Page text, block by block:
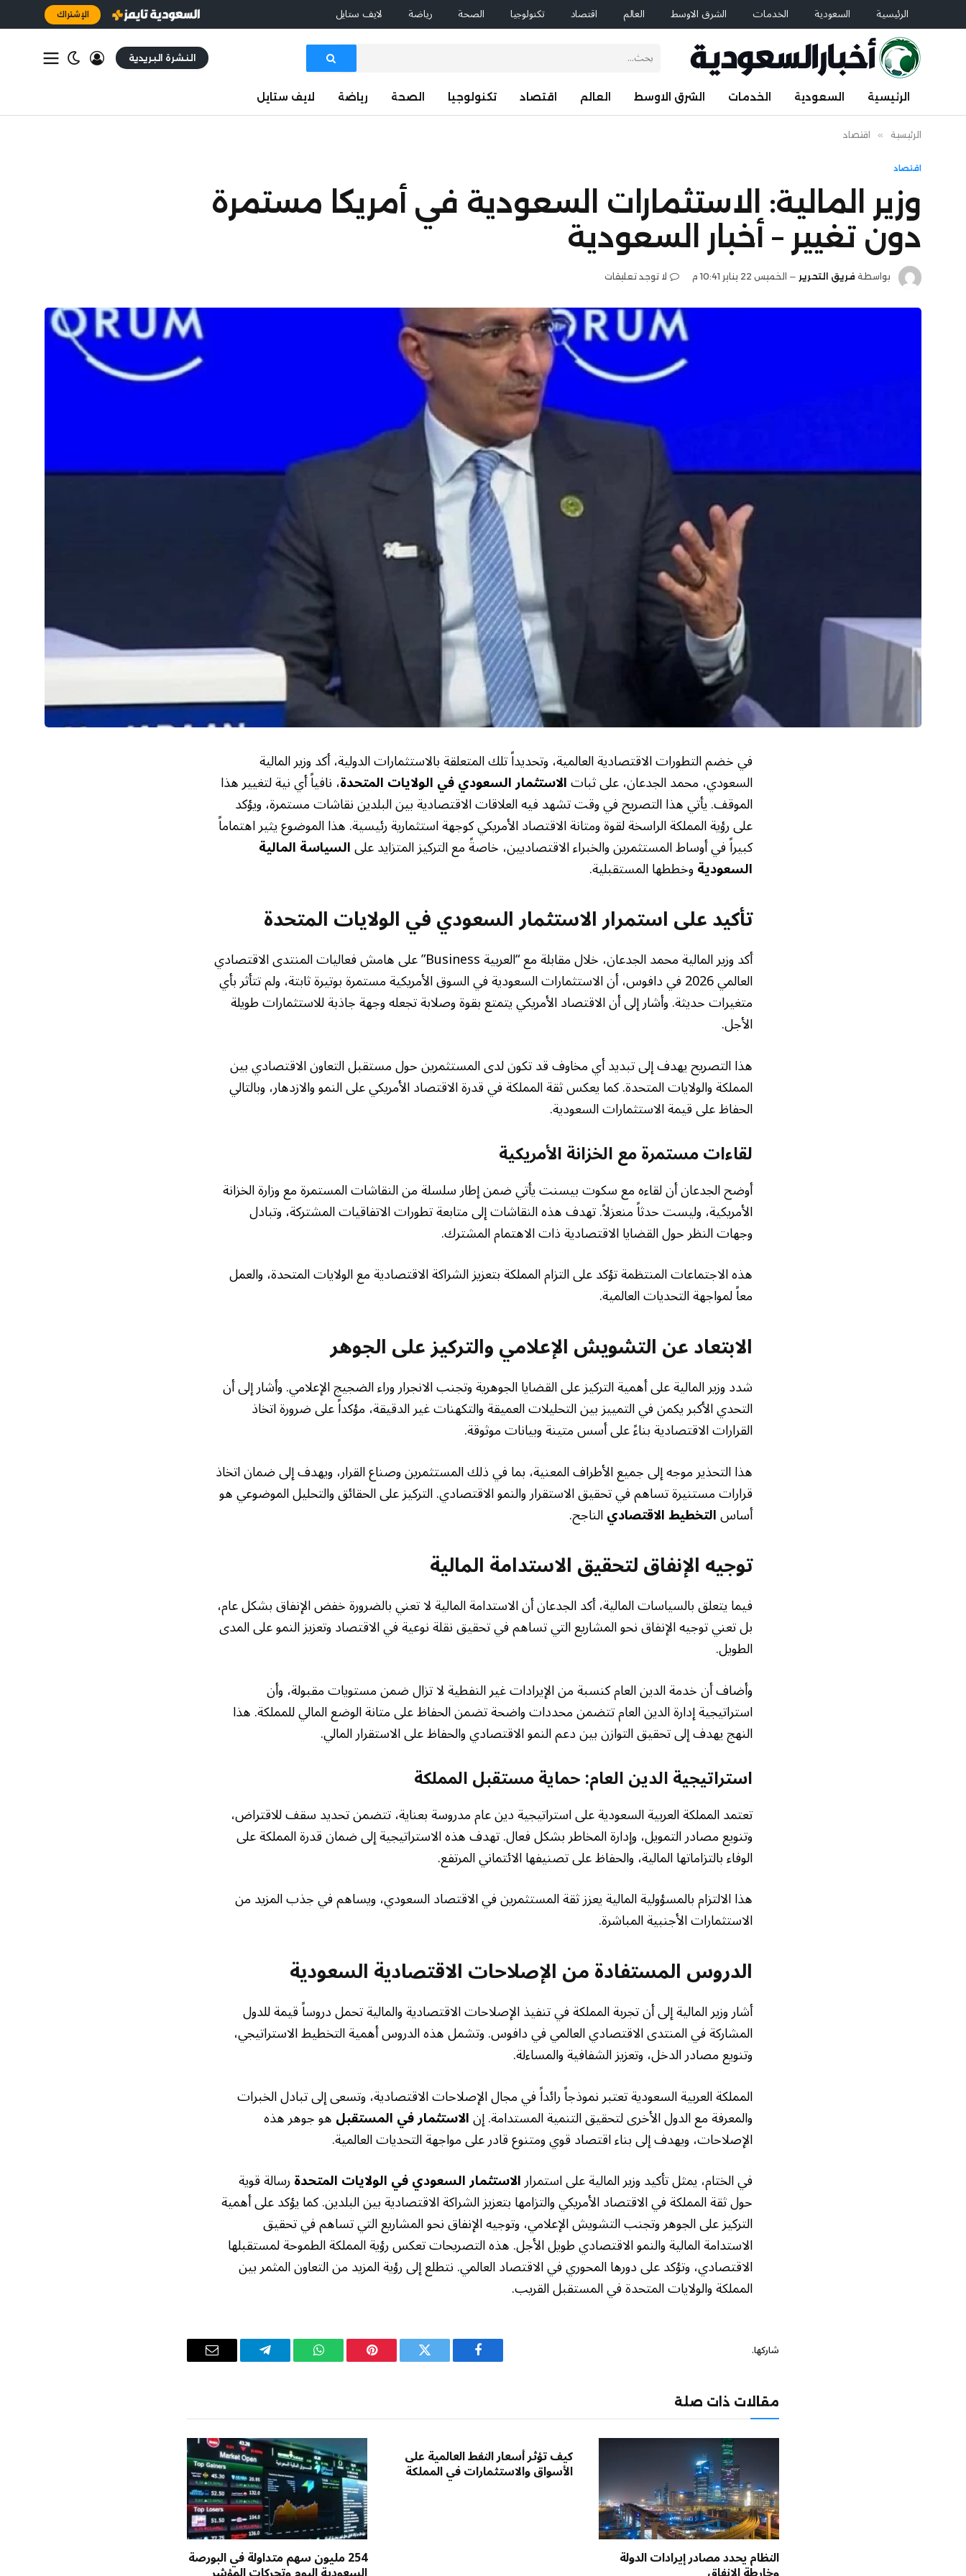
الرئيسية السعودية الخدمات الشرق الاوسط العالم اقتصاد تكنولوجيا الصحة رياضة لايف ستايل الإشتراك
النشرة البريدية
الرئيسية السعودية الخدمات الشرق الاوسط العالم اقتصاد تكنولوجيا الصحة رياضة لايف ستايل
الرئيسية » اقتصاد
اقتصاد
وزير المالية: الاستثمارات السعودية في أمريكا مستمرة
دون تغيير – أخبار السعودية
بواسطة فريق التحرير الخميس 22 يناير 10:41 م لا توجد تعليقات
في خضم التطورات الاقتصادية العالمية، وتحديداً تلك المتعلقة بالاستثمارات الدولية، أكد وزير المالية
السعودي، محمد الجدعان، على ثباتالاستثمار السعودي في الولايات المتحدة، نافياً أي نية لتغيير هذا
الموقف. يأتي هذا التصريح في وقت تشهد فيه العلاقات الاقتصادية بين البلدين نقاشات مستمرة، ويؤكد
على رؤية المملكة الراسخة لقوة ومتانة الاقتصاد الأمريكي كوجهة استثمارية رئيسية. هذا الموضوع يثير اهتماماً
كبيراً في أوساط المستثمرين والخبراء الاقتصاديين، خاصةً مع التركيز المتزايد علىالسياسة المالية
السعوديةوخططها المستقبلية.
تأكيد على استمرار الاستثمار السعودي في الولايات المتحدة
أكد وزير المالية محمد الجدعان، خلال مقابلة مع “العربية Business” على هامش فعاليات المنتدى الاقتصادي
العالمي 2026 في دافوس، أن الاستثمارات السعودية في السوق الأمريكية مستمرة بوتيرة ثابتة، ولم تتأثر بأي
متغيرات حديثة. وأشار إلى أن الاقتصاد الأمريكي يتمتع بقوة وصلابة تجعله وجهة جاذبة للاستثمارات طويلة
الأجل.
هذا التصريح يهدف إلى تبديد أي مخاوف قد تكون لدى المستثمرين حول مستقبل التعاون الاقتصادي بين
المملكة والولايات المتحدة. كما يعكس ثقة المملكة في قدرة الاقتصاد الأمريكي على النمو والازدهار، وبالتالي
الحفاظ على قيمة الاستثمارات السعودية.
لقاءات مستمرة مع الخزانة الأمريكية
أوضح الجدعان أن لقاءه مع سكوت بيسنت يأتي ضمن إطار سلسلة من النقاشات المستمرة مع وزارة الخزانة
الأمريكية، وليست حدثاً منعزلاً. تهدف هذه النقاشات إلى متابعة تطورات الاتفاقيات المشتركة، وتبادل
وجهات النظر حول القضايا الاقتصادية ذات الاهتمام المشترك.
هذه الاجتماعات المنتظمة تؤكد على التزام المملكة بتعزيز الشراكة الاقتصادية مع الولايات المتحدة، والعمل
معاً لمواجهة التحديات العالمية.
الابتعاد عن التشويش الإعلامي والتركيز على الجوهر
شدد وزير المالية على أهمية التركيز على القضايا الجوهرية وتجنب الانجرار وراء الضجيج الإعلامي. وأشار إلى أن
التحدي الأكبر يكمن في التمييز بين التحليلات العميقة والتكهنات غير الدقيقة، مؤكداً على ضرورة اتخاذ
القرارات الاقتصادية بناءً على أسس متينة وبيانات موثوقة.
هذا التحذير موجه إلى جميع الأطراف المعنية، بما في ذلك المستثمرين وصناع القرار، ويهدف إلى ضمان اتخاذ
قرارات مستنيرة تساهم في تحقيق الاستقرار والنمو الاقتصادي. التركيز على الحقائق والتحليل الموضوعي هو
أساسالتخطيط الاقتصاديالناجح.
توجيه الإنفاق لتحقيق الاستدامة المالية
فيما يتعلق بالسياسات المالية، أكد الجدعان أن الاستدامة المالية لا تعني بالضرورة خفض الإنفاق بشكل عام،
بل تعني توجيه الإنفاق نحو المشاريع التي تساهم في تحقيق نقلة نوعية في الاقتصاد وتعزيز النمو على المدى
الطويل.
وأضاف أن خدمة الدين العام كنسبة من الإيرادات غير النفطية لا تزال ضمن مستويات مقبولة، وأن
استراتيجية إدارة الدين العام تتضمن محددات واضحة تضمن الحفاظ على متانة الوضع المالي للمملكة. هذا
النهج يهدف إلى تحقيق التوازن بين دعم النمو الاقتصادي والحفاظ على الاستقرار المالي.
استراتيجية الدين العام: حماية مستقبل المملكة
تعتمد المملكة العربية السعودية على استراتيجية دين عام مدروسة بعناية، تتضمن تحديد سقف للاقتراض،
وتنويع مصادر التمويل، وإدارة المخاطر بشكل فعال. تهدف هذه الاستراتيجية إلى ضمان قدرة المملكة على
الوفاء بالتزاماتها المالية، والحفاظ على تصنيفها الائتماني المرتفع.
هذا الالتزام بالمسؤولية المالية يعزز ثقة المستثمرين في الاقتصاد السعودي، ويساهم في جذب المزيد من
الاستثمارات الأجنبية المباشرة.
الدروس المستفادة من الإصلاحات الاقتصادية السعودية
أشار وزير المالية إلى أن تجربة المملكة في تنفيذ الإصلاحات الاقتصادية والمالية تحمل دروساً قيمة للدول
المشاركة في المنتدى الاقتصادي العالمي في دافوس. وتشمل هذه الدروس أهمية التخطيط الاستراتيجي،
وتنويع مصادر الدخل، وتعزيز الشفافية والمساءلة.
المملكة العربية السعودية تعتبر نموذجاً رائداً في مجال الإصلاحات الاقتصادية، وتسعى إلى تبادل الخبرات
والمعرفة مع الدول الأخرى لتحقيق التنمية المستدامة. إنالاستثمار في المستقبلهو جوهر هذه
الإصلاحات، ويهدف إلى بناء اقتصاد قوي ومتنوع قادر على مواجهة التحديات العالمية.
في الختام، يمثل تأكيد وزير المالية على استمرارالاستثمار السعودي في الولايات المتحدةرسالة قوية
حول ثقة المملكة في الاقتصاد الأمريكي والتزامها بتعزيز الشراكة الاقتصادية بين البلدين. كما يؤكد على أهمية
التركيز على الجوهر وتجنب التشويش الإعلامي، وتوجيه الإنفاق نحو المشاريع التي تساهم في تحقيق
الاستدامة المالية والنمو الاقتصادي طويل الأجل. هذه التصريحات تعكس رؤية المملكة الطموحة لمستقبلها
الاقتصادي، وتؤكد على دورها المحوري في الاقتصاد العالمي. نتطلع إلى رؤية المزيد من التعاون المثمر بين
المملكة والولايات المتحدة في المستقبل القريب.
شاركها.
فيسبوك تويتر بينتيريستواتساب تيلقرام
البريد
مقالات ذات صلة
النظام يحدد مصادر إيرادات الدولة
كيف تؤثر أسعار النفط العالمية على
الأسواق والاستثمارات في المملكة
254 مليون سهم متداولة في البورصة